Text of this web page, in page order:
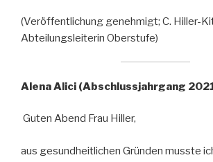
(Veröffentlichung genehmigt; C. Hiller-
Abteilungsleiterin Oberstufe)
Alena Alici (Abschlussjahrgang
Guten Abend Frau Hiller,
aus gesundheitlichen Gründen musste